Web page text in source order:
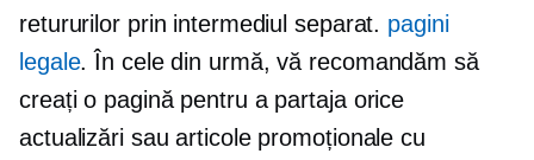
retururilor prin intermediul separat. pagini
legale. În cele din urmă, vă recomandăm să
creați o pagină pentru a partaja orice
actualizări sau articole promoționale cu